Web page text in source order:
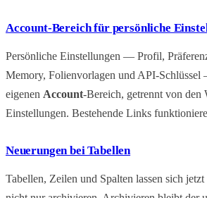
Account-Bereich für persönliche
Persönliche Einstellungen — Profil,
Memory, Folienvorlagen und API-
eigenen Account-Bereich, getrennt von den
Einstellungen. Bestehende Links
Neuerungen bei Tabellen
Tabellen, Zeilen und Spalten lassen sich jetzt